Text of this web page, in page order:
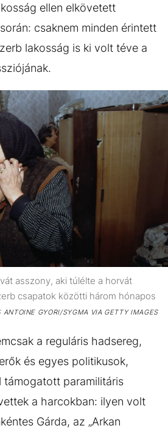
ellen elkövetett
csaknem minden érintett
lakosság is ki volt téve a
asszony, aki túlélte a horvát
csapatok közötti három hónapos
ANTOINE GYORI/SYGMA VIA GETTY IMAGES
a reguláris hadsereg,
és egyes politikusok,
támogatott paramilitáris
a harcokban: ilyen volt
Gárda, az „Arkan